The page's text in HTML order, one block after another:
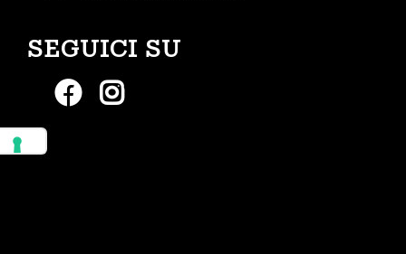
SEGUICI SU